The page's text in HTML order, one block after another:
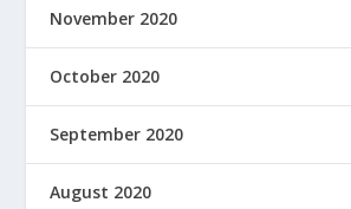
November 2020
October 2020
September 2020
August 2020